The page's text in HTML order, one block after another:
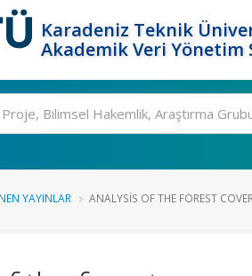
Karadeniz Teknik
Akademik Veri Yönetim
YAYINLAR ANALYSIS OF THE FOREST